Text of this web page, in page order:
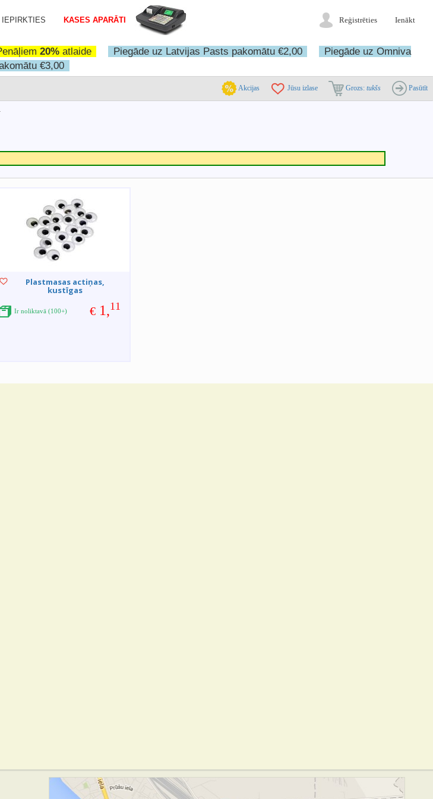
IEPIRKTIES KASES APARĀTI Reģistrēties Ienākt
20%atlaide Piegāde uz Latvijas Pasts pakomātu €2,00
Piegāde uz Omniva
€3,00
Akcijas Jūsu izlase Grozs: tukšs Pasūtīt
Plastmasas actiņas,
kustīgas
€ 1,11
Ir noliktavā (100+)